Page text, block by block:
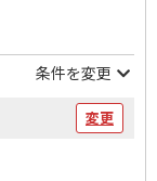
条件を変更
変更